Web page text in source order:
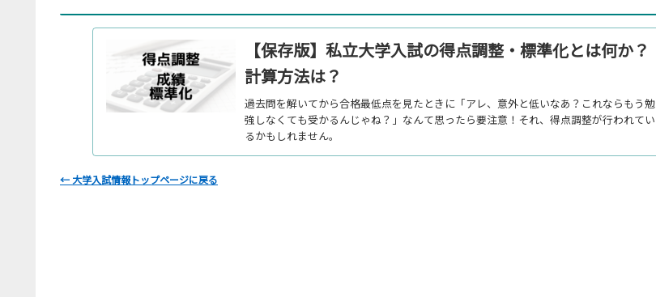
【保存版】私立大学入試の得点調整・標準化とは何か？
計算方法は？
過去問を解いてから合格最低点を見たときに「アレ、意外と低いなあ？これならもう勉
強しなくても受かるんじゃね？」なんて思ったら要注意！それ、得点調整が行われてい
るかもしれません。
← 大学入試情報トップページに戻る